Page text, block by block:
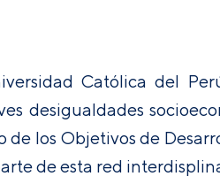
Católica del
desigualdades
los Objetivos de
de esta red